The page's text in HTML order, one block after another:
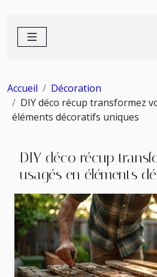
Accueil
Décoration
DIY déco récup transformez
éléments décoratifs uniques
DIY déco récup
usagés en éléments